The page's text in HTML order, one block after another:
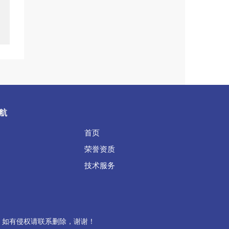
首页
荣誉资质
技术服务
有侵权请联系删除，谢谢！